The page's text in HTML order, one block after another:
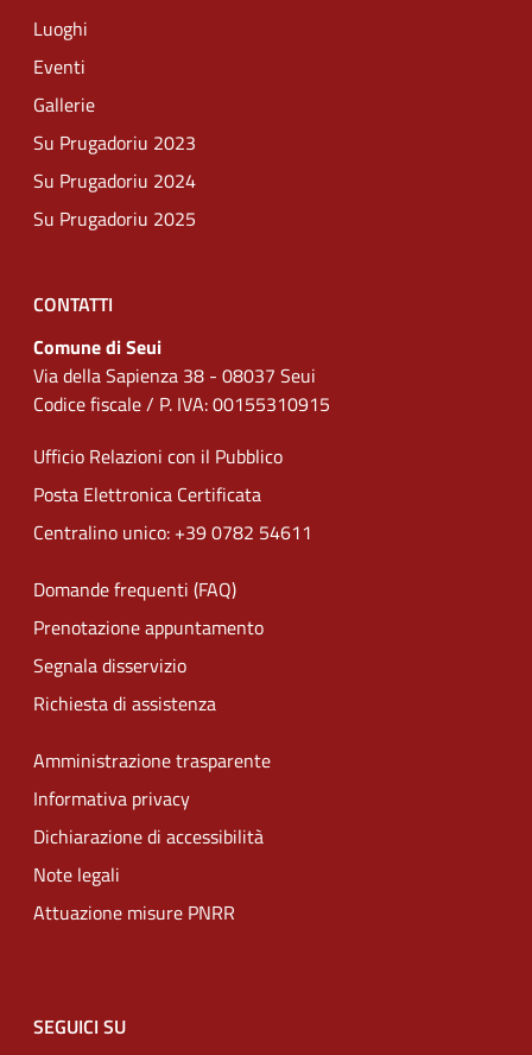
Luoghi
Eventi
Gallerie
Su Prugadoriu 2023
Su Prugadoriu 2024
Su Prugadoriu 2025
CONTATTI
Comune di Seui
Via della Sapienza 38 - 08037 Seui
Codice fiscale / P. IVA: 00155310915
Ufficio Relazioni con il Pubblico
Posta Elettronica Certificata
Centralino unico: +39 0782 54611
Domande frequenti (FAQ)
Prenotazione appuntamento
Segnala disservizio
Richiesta di assistenza
Amministrazione trasparente
Informativa privacy
Dichiarazione di accessibilità
Note legali
Attuazione misure PNRR
SEGUICI SU